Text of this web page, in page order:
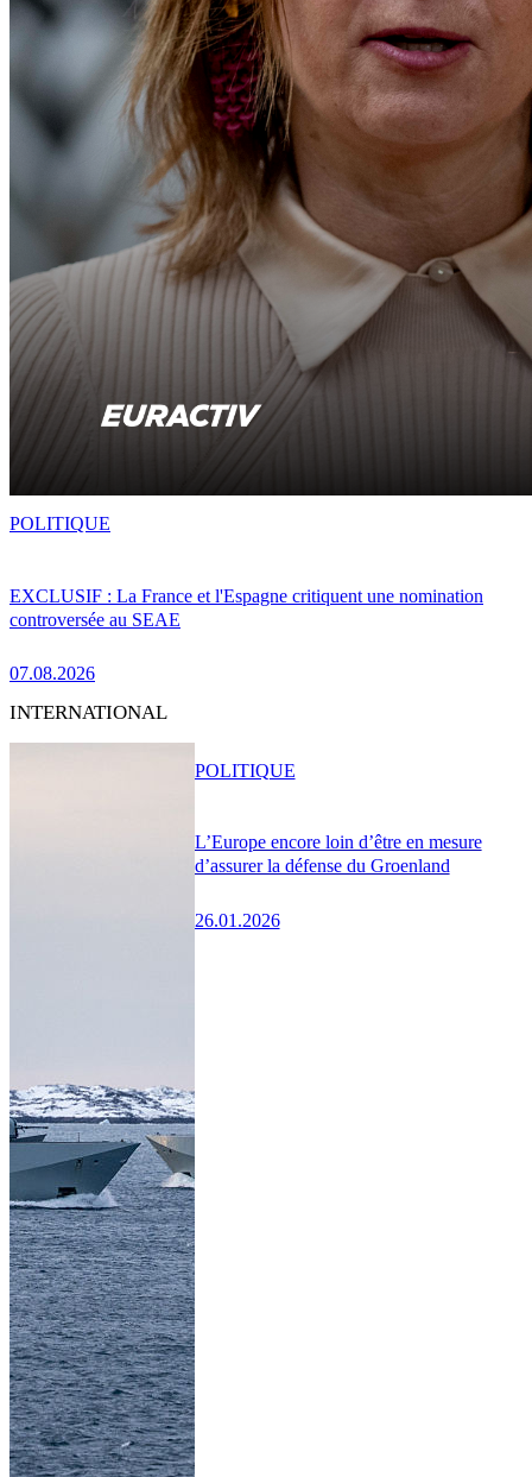
EXCLUSIF : La France et l'Espagne critiquent une nomination
controversée au SEAE
07.08.2026
POLITIQUE
INTERNATIONAL
L’Europe encore loin d’être en mesure
d’assurer la défense du Groenland
26.01.2026
POLITIQUE